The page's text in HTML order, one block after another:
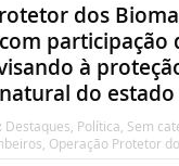
dos
participação
à
do estado
Destaques, Política, Sem
, Operação Protetor